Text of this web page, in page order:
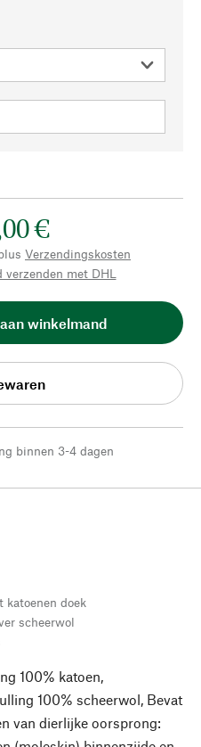
€
Verzendingskosten
verzenden met DHL
winkelmand
binnen 3-4 dagen
katoenen doek
scheerwol
100% katoen,
100% scheerwol, Bevat
van dierlijke oorsprong: